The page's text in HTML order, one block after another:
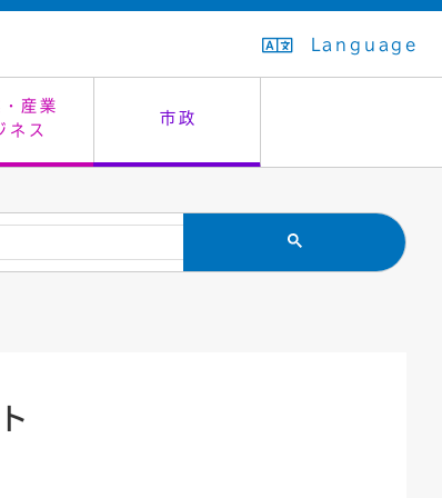
Language
産業
ネス
市政
生活排水
市民安全
教育委員会
入学式・卒業式
救急・夜間診療
感染症
施設予約（まつぼっくり）
はたちの集い
指定管理者制度
公共事業の技術監理
議会
オープンデータ